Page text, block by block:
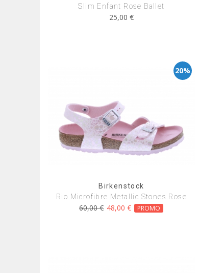
Slim Enfant Rose Ballet
25,00 €
20%
Birkenstock
Rio Microfibre Metallic Stones Rose
60,00 € 48,00 € PROMO